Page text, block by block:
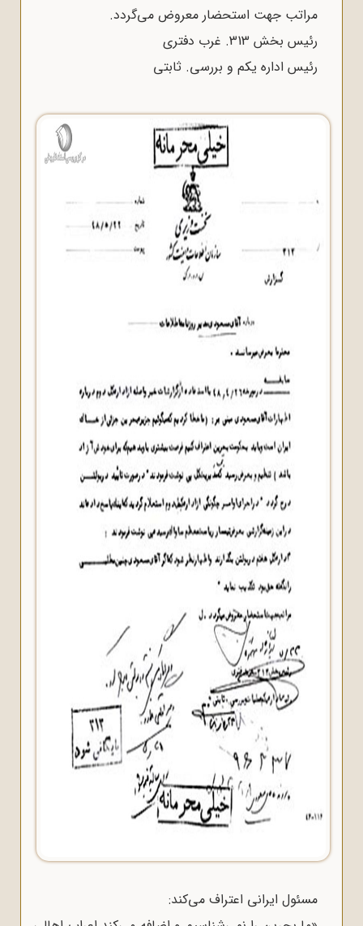
مراتب جهت استحضار معروض می‌گردد.
رئیس بخش 313. غرب دفتری
رئیس اداره یکم و بررسی. ثابتی
مسئول ایرانی اعتراف می‌کند: